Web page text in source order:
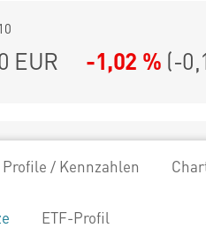
EUR -1,02 % (-
Profile / Kennzahlen
ETF-Profil